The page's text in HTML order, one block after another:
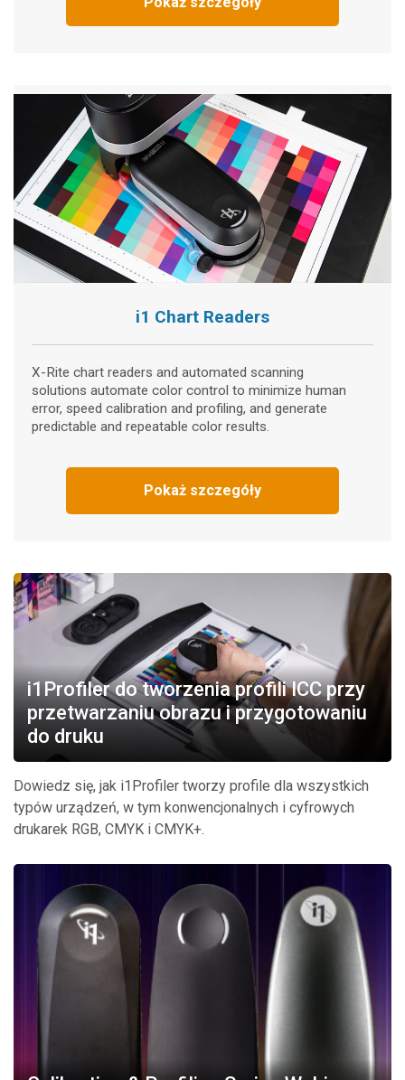
i1 Chart Readers
X-Rite chart readers and automated scanning
solutions automate color control to minimize human
error, speed calibration and profiling, and generate
predictable and repeatable color results.
Pokaż szczegóły
i1Profiler do tworzenia profili ICC przy
przetwarzaniu obrazu i przygotowaniu
do druku
Dowiedz się, jak i1Profiler tworzy profile dla wszystkich
typów urządzeń, w tym konwencjonalnych i cyfrowych
drukarek RGB, CMYK i CMYK+.